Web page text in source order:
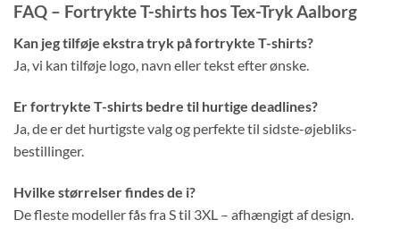
FAQ – Fortrykte T-shirts hos Tex-Tryk Aalborg
Kan jeg tilføje ekstra tryk på fortrykte T-shirts?
Ja, vi kan tilføje logo, navn eller tekst efter ønske.
Er fortrykte T-shirts bedre til hurtige deadlines?
Ja, de er det hurtigste valg og perfekte til sidste-øjebliks-
bestillinger.
Hvilke størrelser findes de i?
De fleste modeller fås fra S til 3XL – afhængigt af design.